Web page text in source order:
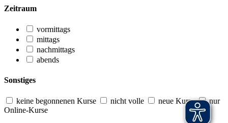
Zeitraum
vormittags
mittags
nachmittags
abends
Sonstiges
keine begonnenen Kurse nicht volle neue Kurse
nur
Online-Kurse